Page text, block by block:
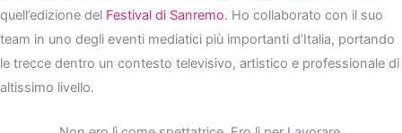
quell’edizione del Festival di Sanremo. Ho collaborato con il suo
team in uno degli eventi mediatici più importanti d’Italia, portando
le trecce dentro un contesto televisivo, artistico e professionale di
altissimo livello.